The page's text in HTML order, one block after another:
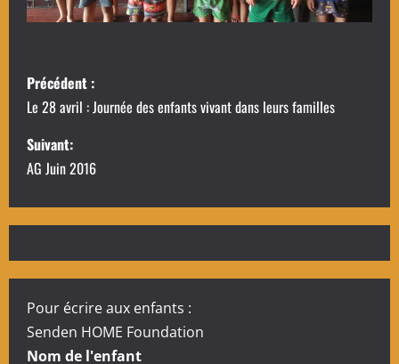
N
a
v
i
g
a
t
i
Précédent :
Le 28 avril : Journée des enfants vivant dans leurs familles
Suivant:
AG Juin 2016
Pour écrire aux enfants :
Senden HOME Foundation
Nom de l'enfant